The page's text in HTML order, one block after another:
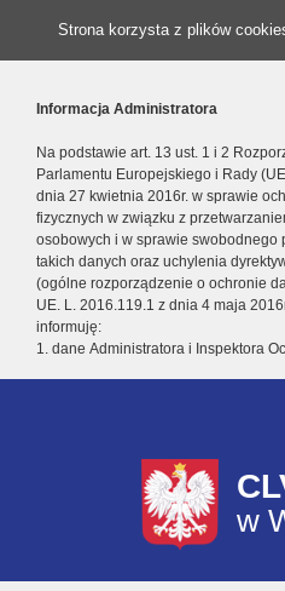
Strona korzysta z plików
Informacja Administratora
Na podstawie art. 13 ust. 1 i 2
Parlamentu Europejskiego i Rady
dnia 27 kwietnia 2016r. w sprawie
fizycznych w związku z
osobowych i w sprawie swobodnego
takich danych oraz uchylenia
(ogólne rozporządzenie o ochronie
UE. L. 2016.119.1 z dnia 4 maja
informuję:
1. dane Administratora i Inspektora
w